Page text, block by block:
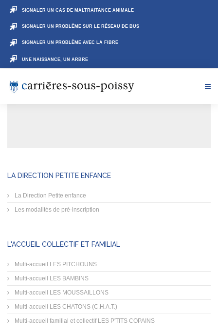
SIGNALER UN CAS DE MALTRAITANCE ANIMALE
SIGNALER UN PROBLÈME SUR LE RÉSEAU DE BUS
SIGNALER UN PROBLÈME AVEC LA FIBRE
UNE NAISSANCE, UN ARBRE
LA DIRECTION PETITE ENFANCE
La Direction Petite enfance
Les modalités de pré-inscription
L'ACCUEIL COLLECTIF ET FAMILIAL
Multi-accueil LES PITCHOUNS
Multi-accueil LES BAMBINS
Multi-accueil LES MOUSSAILLONS
Multi-accueil LES CHATONS (C.H.A.T.)
Multi-accueil familial et collectif LES P'TITS COPAINS